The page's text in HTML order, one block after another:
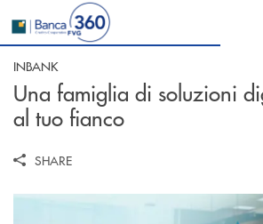
Salta al contenuto principale
INBANK
Una famiglia di soluzioni
al tuo fianco
SHARE